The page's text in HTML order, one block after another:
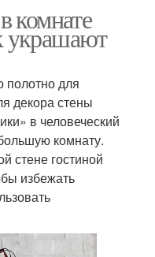
комнате
украшают
полотно для
декора стены
в человеческий
комнату.
стене гостиной
избежать